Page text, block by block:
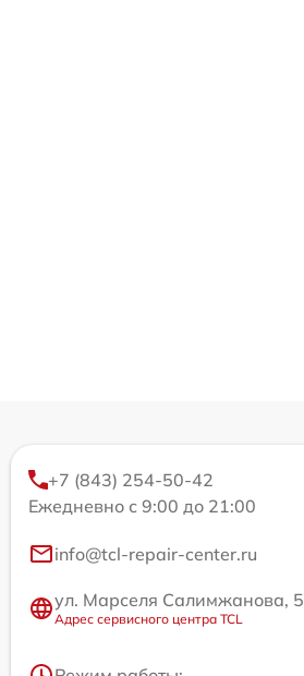
+7 (843) 254-50-42
Ежедневно с 9:00 до 21:00
info@tcl-repair-center.ru
ул. Марселя Салимжанова, 5
Адрес сервисного центра TCL